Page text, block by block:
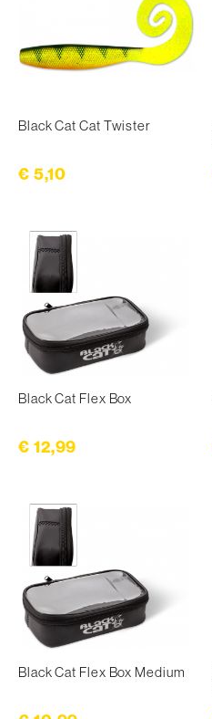
Black Cat Cat Twister
€ 5,10
Black Cat Flex Box
€ 12,99
Black Cat Flex Box Medium